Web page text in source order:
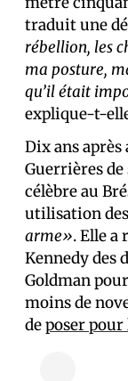
traduit une
rébellion, les
ma posture,
qu’il était
explique-t-
Dix ans
Guerrières de
célèbre au
utilisation
arme». Elle a
Kennedy des
Goldman
moins de
deposer pour